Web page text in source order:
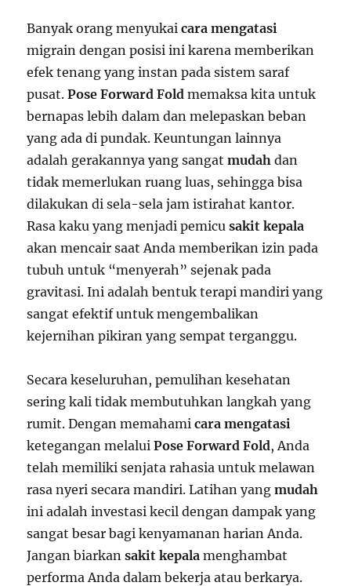
Banyak orang menyukaicara mengatasi
migrain dengan posisi ini karena memberikan
efek tenang yang instan pada sistem saraf
pusat.Pose Forward Fold memaksa kita untuk
bernapas lebih dalam dan melepaskan beban
yang ada di pundak. Keuntungan lainnya
adalah gerakannya yang sangatmudah dan
tidak memerlukan ruang luas, sehingga bisa
dilakukan di sela-sela jam istirahat kantor.
Rasa kaku yang menjadi pemicusakit kepala
akan mencair saat Anda memberikan izin pada
tubuh untuk “menyerah” sejenak pada
gravitasi. Ini adalah bentuk terapi mandiri yang
sangat efektif untuk mengembalikan
kejernihan pikiran yang sempat terganggu.
Secara keseluruhan, pemulihan kesehatan
sering kali tidak membutuhkan langkah yang
rumit. Dengan memahamicara mengatasi
ketegangan melaluiPose Forward Fold, Anda
telah memiliki senjata rahasia untuk melawan
rasa nyeri secara mandiri. Latihan yangmudah
ini adalah investasi kecil dengan dampak yang
sangat besar bagi kenyamanan harian Anda.
Jangan biarkansakit kepala menghambat
performa Anda dalam bekerja atau berkarya.